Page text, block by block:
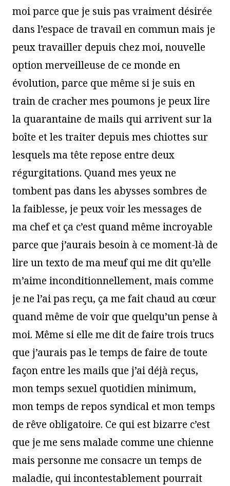
moi parce que je suis pas vraiment désirée
dans l’espace de travail en commun mais je
peux travailler depuis chez moi, nouvelle
option merveilleuse de ce monde en
évolution, parce que même si je suis en
train de cracher mes poumons je peux lire
la quarantaine de mails qui arrivent sur la
boîte et les traiter depuis mes chiottes sur
lesquels ma tête repose entre deux
régurgitations. Quand mes yeux ne
tombent pas dans les abysses sombres de
la faiblesse, je peux voir les messages de
ma chef et ça c’est quand même incroyable
parce que j’aurais besoin à ce moment-là de
lire un texto de ma meuf qui me dit qu’elle
m’aime inconditionnellement, mais comme
je ne l’ai pas reçu, ça me fait chaud au cœur
quand même de voir que quelqu’un pense à
moi. Même si elle me dit de faire trois trucs
que j’aurais pas le temps de faire de toute
façon entre les mails que j’ai déjà reçus,
mon temps sexuel quotidien minimum,
mon temps de repos syndical et mon temps
de rêve obligatoire. Ce qui est bizarre c’est
que je me sens malade comme une chienne
mais personne me consacre un temps de
maladie, qui incontestablement pourrait